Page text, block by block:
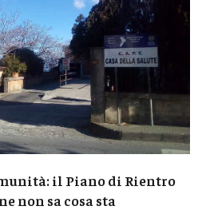
il Piano di Rientro
non sa cosa sta